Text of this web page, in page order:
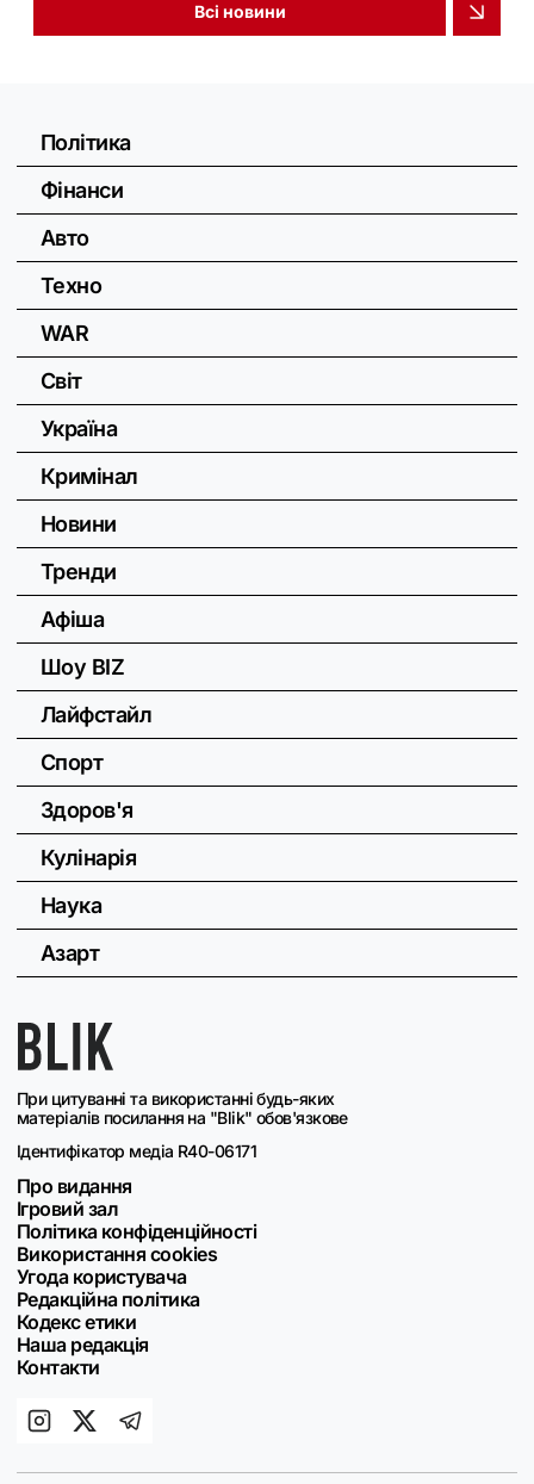
Всі новини
При цитуванні та використанні будь-яких
матеріалів посилання на "Blik" обов'язкове
Ідентифікатор медіа R40-06171
Про видання
Ігровий зал
Політика конфіденційності
Використання cookies
Угода користувача
Редакційна політика
Кодекс етики
Наша редакція
Контакти
Політика
Фінанси
Авто
Техно
WAR
Світ
Україна
Кримінал
Новини
Тренди
Афіша
Шоу BIZ
Лайфстайл
Спорт
Здоров'я
Кулінарія
Наука
Азарт